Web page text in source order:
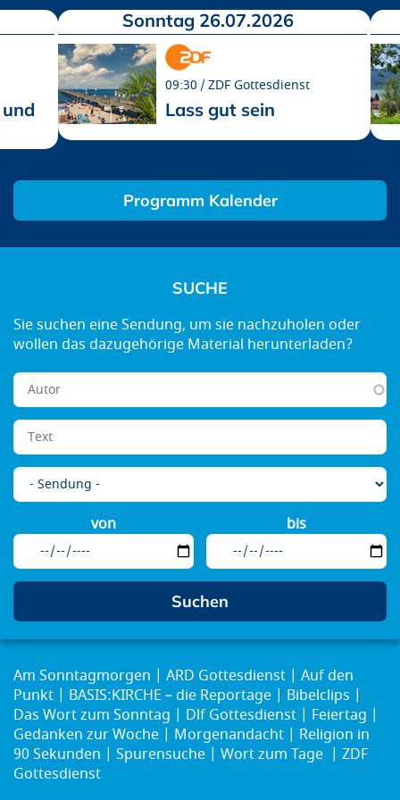
Sonntag 26.07.2026
09:30 ZDF Gottesdienst
Lass gut sein
Programm Kalender
SUCHE
von bis
Am Sonntagmorgen ARD Gottesdienst
Auf den
Punkt
BASIS:KIRCHE – die Reportage
Bibelclips
Das Wort zum Sonntag
Dlf Gottesdienst
Feiertag
Gedanken zur Woche
Morgenandacht
Religion in
90 Sekunden
Spurensuche Wort zum Tage
ZDF
Gottesdienst